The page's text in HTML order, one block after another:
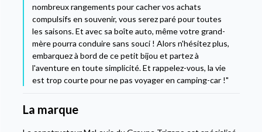
nombreux rangements pour cacher vos achats
compulsifs en souvenir, vous serez paré pour toutes
les saisons. Et avec sa boîte auto, même votre grand-
mère pourra conduire sans souci ! Alors n'hésitez plus,
embarquez à bord de ce petit bijou et partez à
l'aventure en toute simplicité. Et rappelez-vous, la vie
est trop courte pour ne pas voyager en camping-car !"
La marque